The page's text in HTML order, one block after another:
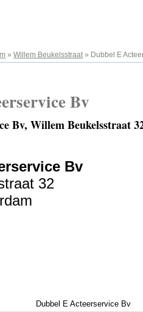
» Willem Beukelsstraat» Dubbel E
Bv
Bv, Willem Beukelsstraat
Bv
32
Dubbel E Acteerservice Bv